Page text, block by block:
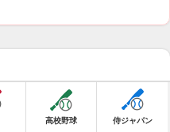
高校野球 侍ジャパン